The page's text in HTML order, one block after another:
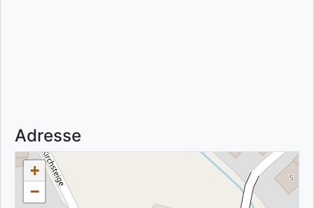
Adresse
+
−